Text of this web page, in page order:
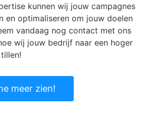
kunnen wij jouw campagnes
en optimaliseren om jouw doelen
vandaag nog contact met ons
wij jouw bedrijf naar een hoger
meer zien!